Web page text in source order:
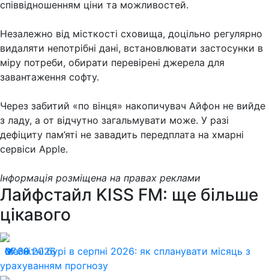
співвідношенням ціни та можливостей.
Незалежно від місткості сховища, доцільно регулярно
видаляти непотрібні дані, встановлювати застосунки в
міру потреби, обирати перевірені джерела для
завантаження софту.
Через забитий «по вінця» накопичувач Айфон не вийде
з ладу, а от відчутно загальмувати може. У разі
дефіциту пам’яті не завадить передплата на хмарні
сервіси Apple.
Інформація розміщена на правах реклами
Лайфстайл KISS FM: ще більше
цікавого
07.08.2026
30
Магнітні бурі в серпні 2026: як спланувати місяць з
урахуванням прогнозу